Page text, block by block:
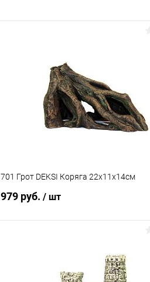
701 Грот DEKSI Коряга 22х11х14см
979 руб. / шт
Купить в 1 клик Сравнение